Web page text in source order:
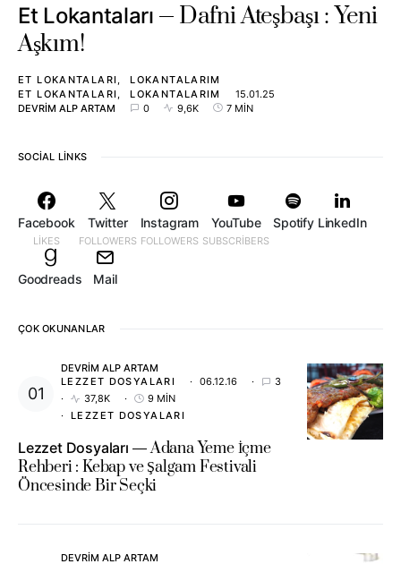
Et Lokantaları
Dafni Ateşbaşı : Yeni
Aşkım!
ET LOKANTALARI
LOKANTALARIM
ET LOKANTALARI
LOKANTALARIM
15.01.25
DEVRIM ALP ARTAM
0 9,6K 7 MIN
SOCIAL LINKS
Facebook
LIKES
Twitter
FOLLOWERS
Instagram
FOLLOWERS
YouTube
SUBSCRIBERS
Spotify LinkedIn
Goodreads Mail
ÇOK OKUNANLAR
DEVRIM ALP ARTAM
LEZZET DOSYALARI
06.12.16
3
37,8K
9 MIN
LEZZET DOSYALARI
Lezzet Dosyaları
Adana Yeme İçme
Rehberi : Kebap ve Şalgam Festivali
Öncesinde Bir Seçki
DEVRIM ALP ARTAM